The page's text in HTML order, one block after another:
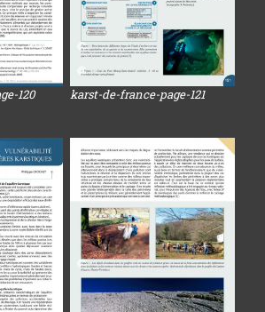
120 karst-de-france-page-121